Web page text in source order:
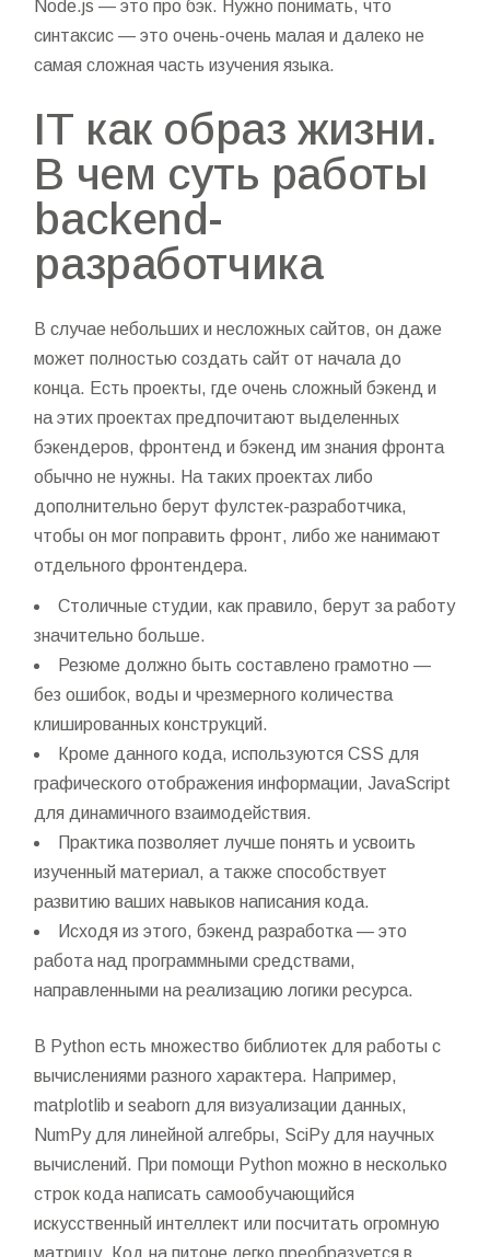
Node.js — это про бэк. Нужно понимать, что
синтаксис — это очень-очень малая и далеко не
самая сложная часть изучения языка.
IT как образ жизни.
В чем суть работы
backend-
разработчика
В случае небольших и несложных сайтов, он даже
может полностью создать сайт от начала до
конца. Есть проекты, где очень сложный бэкенд и
на этих проектах предпочитают выделенных
бэкендеров,фронтенд и бэкенд им знания фронта
обычно не нужны. На таких проектах либо
дополнительно берут фулстек-разработчика,
чтобы он мог поправить фронт, либо же нанимают
отдельного фронтендера.
Столичные студии, как правило, берут за работу
значительно больше.
Резюме должно быть составлено грамотно —
без ошибок, воды и чрезмерного количества
клишированных конструкций.
Кроме данного кода, используются CSS для
графического отображения информации, JavaScript
для динамичного взаимодействия.
Практика позволяет лучше понять и усвоить
изученный материал, а также способствует
развитию ваших навыков написания кода.
Исходя из этого, бэкенд разработка — это
работа над программными средствами,
направленными на реализацию логики ресурса.
В Python есть множество библиотек для работы с
вычислениями разного характера. Например,
matplotlib и seaborn для визуализации данных,
NumPy для линейной алгебры, SciPy для научных
вычислений. При помощи Python можно в несколько
строк кода написать самообучающийся
искусственный интеллект или посчитать огромную
матрицу. Код на питоне легко преобразуется в